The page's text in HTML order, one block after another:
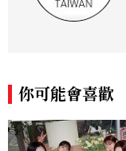
你可能會喜歡